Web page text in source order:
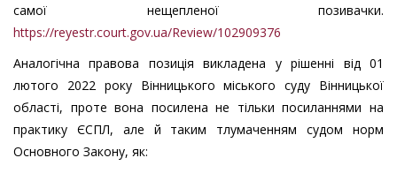
самої нещепленої позивачки.
https://reyestr.court.gov.ua/Review/102909376
Аналогічна правова позиція викладена у рішенні від 01
лютого 2022 року Вінницького міського суду Вінницької
області, проте вона посилена не тільки посиланнями на
практику ЄСПЛ, але й таким тлумаченням судомнорм
Основного Закону, як: